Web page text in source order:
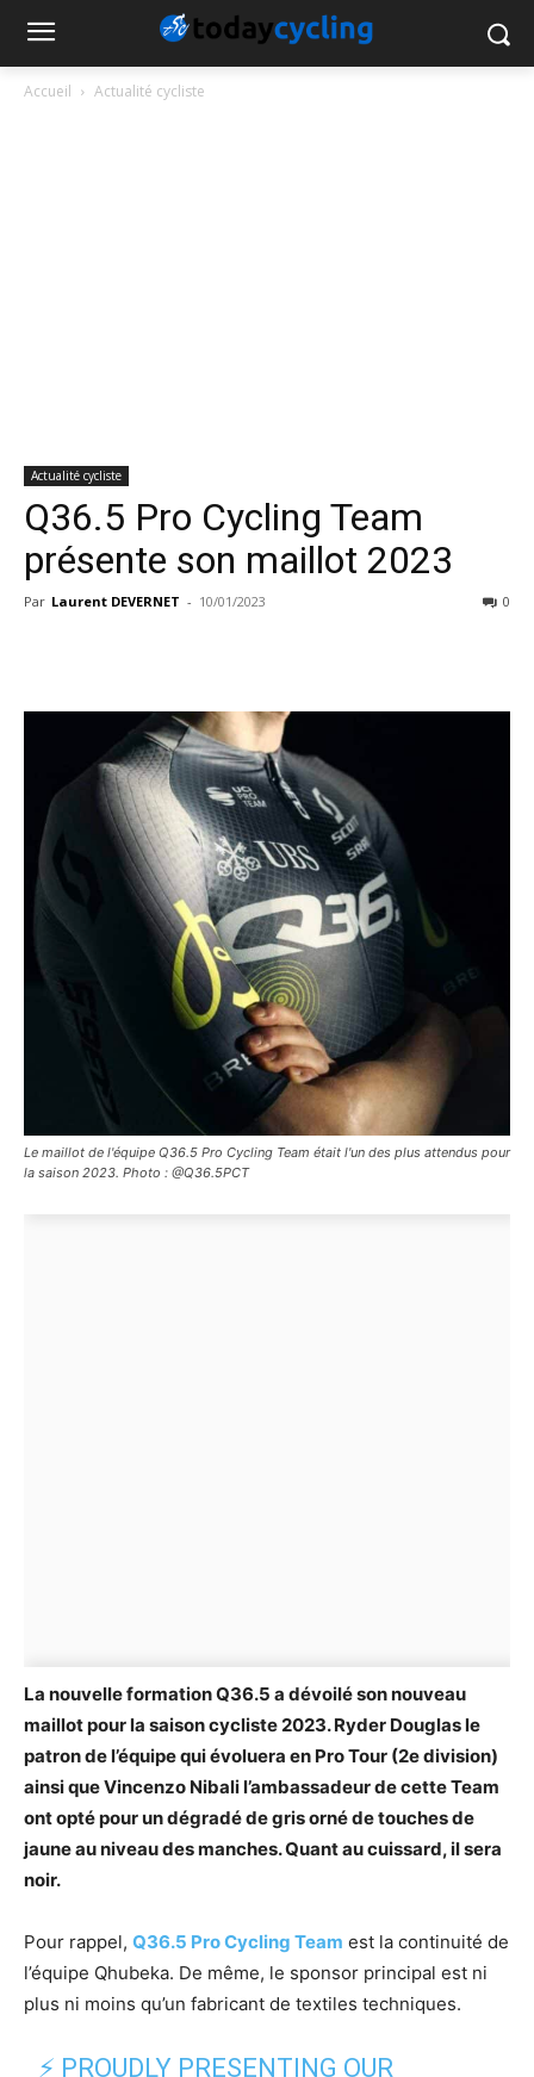
Accueil Actualité cycliste
Actualité cycliste
Q36.5 Pro Cycling Team
présente son maillot 2023
Par Laurent DEVERNET - 10/01/2023 0
Le maillot de l'équipe Q36.5 Pro Cycling Team était l'un des plus attendus pour
la saison 2023. Photo : @Q36.5PCT
La nouvelle formation Q36.5 a dévoilé son nouveau
maillot pour la saison cycliste 2023. Ryder Douglas le
patron de l’équipe qui évoluera en Pro Tour (2e division)
ainsi que Vincenzo Nibali l’ambassadeur de cette Team
ont opté pour un dégradé de gris orné de touches de
jaune au niveau des manches. Quant au cuissard, il sera
noir.
Pour rappel, Q36.5 Pro Cycling Team est la continuité de
l’équipe Qhubeka. De même, le sponsor principal est ni
plus ni moins qu’un fabricant de textiles techniques.
⚡️ PROUDLY PRESENTING OUR